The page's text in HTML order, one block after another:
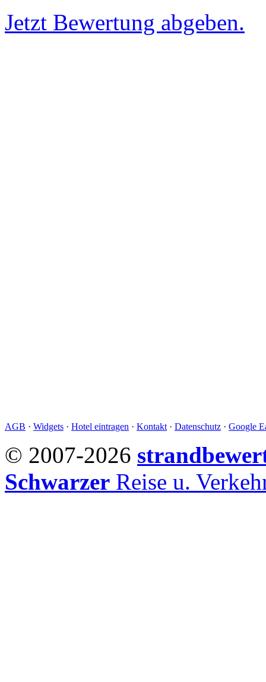
Jetzt Bewertung abgeben.
AGB · Widgets · Hotel eintragen · Kontakt · Datenschutz · Google
© 2007-2026
Schwarzer Reise u.